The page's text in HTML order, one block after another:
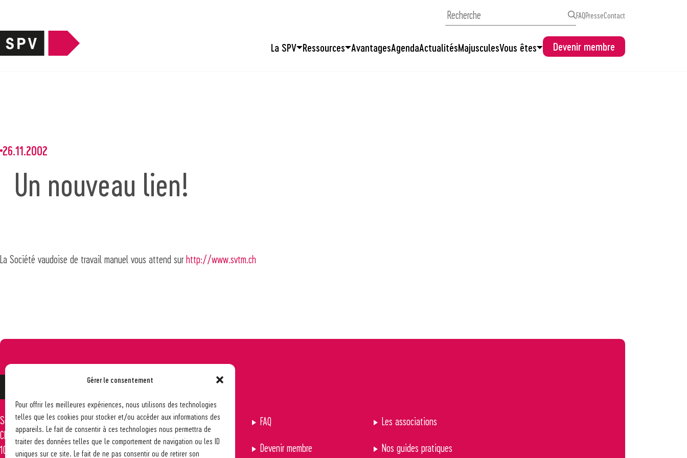
Gérer le consentement
Pour offrir les meilleures expériences, nous utilisons des technologies
telles que les cookies pour stocker et/ou accéder aux informations des
appareils. Le fait de consentir à ces technologies nous permettra de
traiter des données telles que le comportement de navigation ou les ID
uniques sur ce site. Le fait de ne pas consentir ou de retirer son
La SPV Ressources AvantagesAgendaActualitésMajusculesVous êtes Devenir membre
FAQPresseContact
26.11.2002
Un nouveau lien!
La Société vaudoise de travail manuel vous attend surhttp://www.svtm.ch
Société pédagogique vaudoise
Ch. des Allinges 2
1006 Lausanne
021 617 65 59
info@spv-vd.ch
FAQ Les associations
Devenir membre Nos guides pratiques